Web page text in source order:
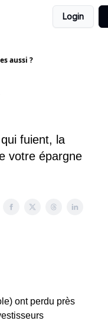
Login
aussi ?
fuient, la
votre épargne
ont perdu près